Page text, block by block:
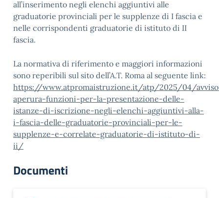
all’inserimento negli elenchi aggiuntivi alle
graduatorie provinciali per le supplenze di I fascia e
nelle corrispondenti graduatorie di istituto di II
fascia.
La normativa di riferimento e maggiori informazioni
sono reperibili sul sito dell’A.T. Roma al seguente link:
https://www.atpromaistruzione.it/atp/2025/04/
aperura-funzioni-per-la-presentazione-delle-
istanze-di-iscrizione-negli-elenchi-aggiuntivi-alla-
i-fascia-delle-graduatorie-provinciali-per-le-
supplenze-e-correlate-graduatorie-di-istituto-di-
ii/
Documenti